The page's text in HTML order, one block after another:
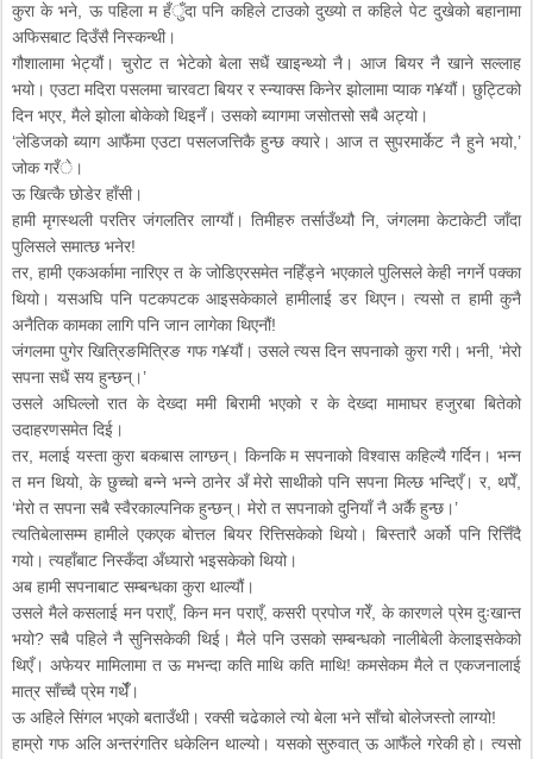
कुरा के भने, ऊ पहिला म हँुँदा पनि कहिले टाउको दुख्यो त कहिले पेट दुखेको बहानामा
अफिसबाट दिउँसै निस्कन्थी।
गौशालामा भेट्यौं। चुरोट त भेटेको बेला सधैं खाइन्थ्यो नै। आज बियर नै खाने सल्लाह
भयो। एउटा मदिरा पसलमा चारवटा बियर र स्न्याक्स किनेर झोलामा प्याक ग¥यौं। छुट्टिको
दिन भएर, मैले झोला बोकेको थिइनँ। उसको ब्यागमा जसोतसो सबै अट्यो।
‘लेडिजको ब्याग आफैंमा एउटा पसलजत्तिकै हुन्छ क्यारे। आज त सुपरमार्केट नै हुने भयो,’
जोक गरँे।
ऊ खित्कै छोडेर हाँसी।
हामी मृगस्थली परतिर जंगलतिर लाग्यौं। तिमीहरु तर्साउँथ्यौ नि, जंगलमा केटाकेटी जाँदा
पुलिसले समात्छ भनेर!
तर, हामी एकअर्कामा नारिएर त के जोडिएरसमेत नहिँड्ने भएकाले पुलिसले केही नगर्ने पक्का
थियो। यसअघि पनि पटकपटक आइसकेकाले हामीलाई डर थिएन। त्यसो त हामी कुनै
अनैतिक कामका लागि पनि जान लागेका थिएनौं!
जंगलमा पुगेर खित्रिङमित्रिङ गफ ग¥यौं। उसले त्यस दिन सपनाको कुरा गरी। भनी, ‘मेरो
सपना सधैं सय हुन्छन्।’
उसले अघिल्लो रात के देख्दा ममी बिरामी भएको र के देख्दा मामाघर हजुरबा बितेको
उदाहरणसमेत दिई।
तर, मलाई यस्ता कुरा बकबास लाग्छन्। किनकि म सपनाको विश्वास कहिल्यै गर्दिन। भन्न
त मन थियो, के छुच्चो बन्ने भन्ने ठानेर अँ मेरो साथीको पनि सपना मिल्छ भन्दिएँ। र, थपेँ,
‘मेरो त सपना सबै स्वैरकाल्पनिक हुन्छन्। मेरो त सपनाको दुनियाँ नै अर्कै हुन्छ।’
त्यतिबेलासम्म हामीले एकएक बोत्तल बियर रित्तिसकेको थियो। बिस्तारै अर्को पनि रित्तिँदै
गयो। त्यहाँबाट निस्कँदा अँध्यारो भइसकेको थियो।
अब हामी सपनाबाट सम्बन्धका कुरा थाल्यौं।
उसले मैले कसलाई मन पराएँ, किन मन पराएँ, कसरी प्रपोज गरेँ, के कारणले प्रेम दुःखान्त
भयो? सबै पहिले नै सुनिसकेकी थिई। मैले पनि उसको सम्बन्धको नालीबेली केलाइसकेको
थिएँ। अफेयर मामिलामा त ऊ मभन्दा कति माथि कति माथि! कमसेकम मैले त एकजनालाई
मात्र साँच्चै प्रेम गर्थेँ।
ऊ अहिले सिंगल भएको बताउँथी। रक्सी चढेकाले त्यो बेला भने साँचो बोलेजस्तो लाग्यो!
हाम्रो गफ अलि अन्तरंगतिर धकेलिन थाल्यो। यसको सुरुवात् ऊ आफैंले गरेकी हो। त्यसो